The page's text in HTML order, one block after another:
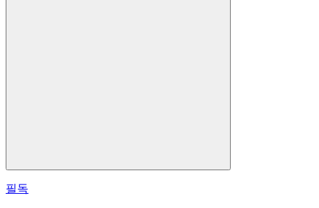
필독